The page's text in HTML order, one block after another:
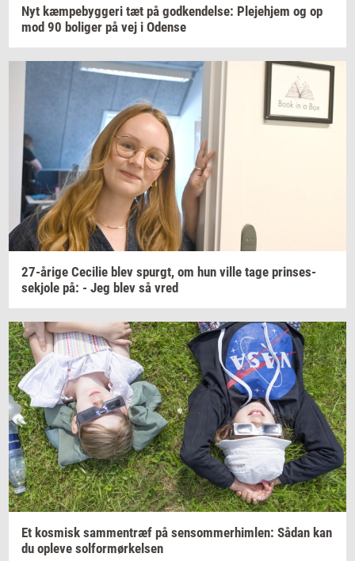
Nyt kæm­pe­byg­ge­ri tæt på god­ken­del­se: Ple­je­hjem og op
mod 90 bo­li­ger på vej i Oden­se
27-​årige Ce­ci­lie blev spurgt, om hun ville tage prin­ses­
sekjo­le på: - Jeg blev så vred
Et kos­misk sam­men­træf på sen­som­mer­him­len: Sådan kan
du op­le­ve sol­for­mør­kel­sen